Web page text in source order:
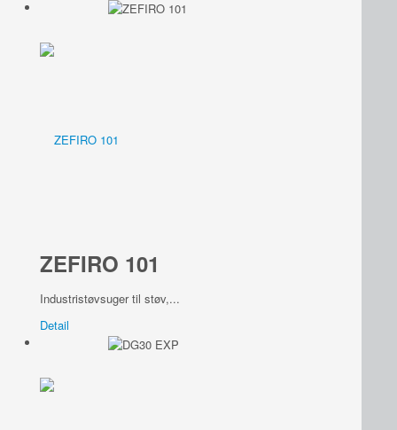
ZEFIRO 101
Industristøvsuger til støv,...
Detail